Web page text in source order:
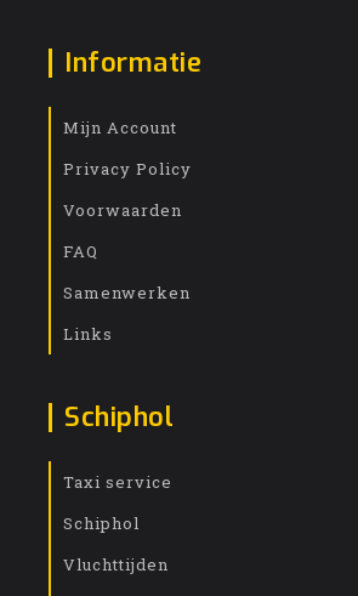
Informatie
Mijn Account
Privacy Policy
Voorwaarden
FAQ
Samenwerken
Links
Schiphol
Taxi service
Schiphol
Vluchttijden